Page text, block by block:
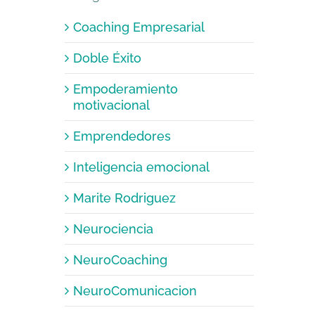
Coaching Empresarial
Doble Éxito
Empoderamiento
motivacional
Emprendedores
Inteligencia emocional
Marite Rodriguez
Neurociencia
NeuroCoaching
NeuroComunicacion